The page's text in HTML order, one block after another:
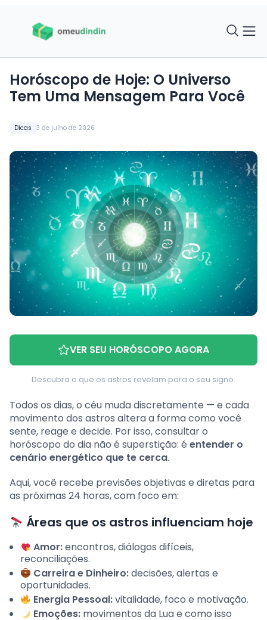
Dicas 3 de julho de 2026
Horóscopo de Hoje: O Universo
Tem Uma Mensagem Para Você
VER SEU HORÓSCOPO AGORA
Descubra o que os astros revelam para o seu signo.
Todos os dias, o céu muda discretamente — e cada
movimento dos astros altera a forma como você
sente, reage e decide. Por isso, consultar o
horóscopo do dia não é superstição: é entender o
cenário energético que te cerca.
Aqui, você recebe previsões objetivas e diretas para
as próximas 24 horas, com foco em:
Áreas que os astros influenciam hoje
Amor:encontros, diálogos difíceis,
reconciliações.
Carreira e Dinheiro:decisões, alertas e
oportunidades.
Energia Pessoal:vitalidade, foco e motivação.
Emoções: movimentos da Lua e como isso